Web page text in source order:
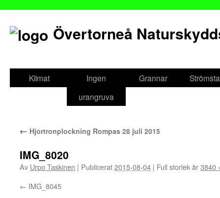
Övertorneå
Gå
innehållKlimat
Ingen
urangruva
Grannar
← Hjortronplockning Rompas 28 juli 2015
IMG_8020
Av Urpo Taskinen | Publicerat2015-08-04 | Full storlek är3840
IMG_8045